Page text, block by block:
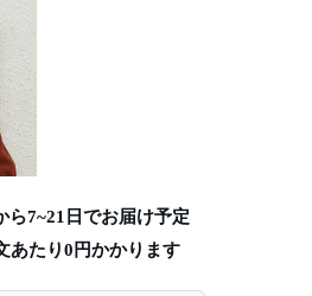
ら7~21日でお届け予定
あたり0 円かかります